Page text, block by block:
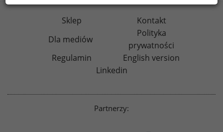
Sklep
Kontakt
Dla mediów
Polityka
prywatności
Regulamin
English version
Linkedin
Partnerzy: